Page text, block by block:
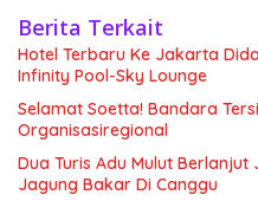
Berita Terkait
Hotel Terbaru Ke Jakarta
Infinity Pool-Sky Lounge
Selamat Soetta! Bandara
Organisasiregional
Dua Turis Adu Mulut
Jagung Bakar Di Canggu